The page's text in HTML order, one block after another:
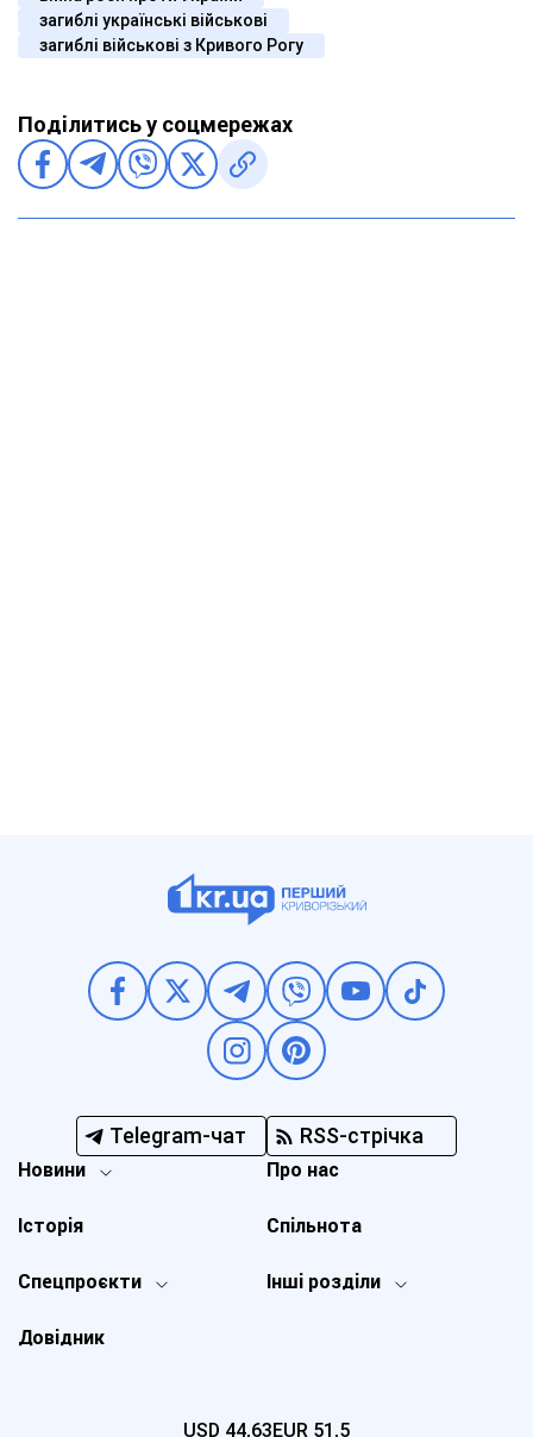
загиблі українські військові
загиблі військові з Кривого Рогу
Поділитись у соцмережах
Telegram-чат RSS-стрічка
Новини
Спецпроєкти Інші розділи
Історія
Про нас
Довідник
Спільнота
USD 44,63EUR 51,5